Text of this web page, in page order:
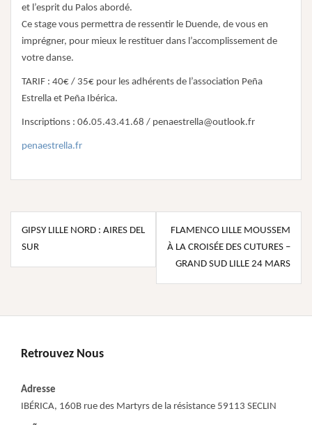
et l’esprit du Palos abordé.
Ce stage vous permettra de ressentir le Duende, de vous en
imprégner, pour mieux le restituer dans l’accomplissement de
votre danse.
TARIF : 40€ / 35€ pour les adhérents de l’association Peña
Estrella et Peña Ibérica.
Inscriptions : 06.05.43.41.68 / penaestrella@outlook.fr
penaestrella.fr
Navigation
de
l’article
GIPSY LILLE NORD : AIRES DEL
SUR
FLAMENCO LILLE MOUSSEM
À LA CROISÉE DES CUTURES –
GRAND SUD LILLE 24 MARS
Retrouvez Nous
Adresse
IBÉRICA, 160B rue des Martyrs de la résistance 59113 SECLIN